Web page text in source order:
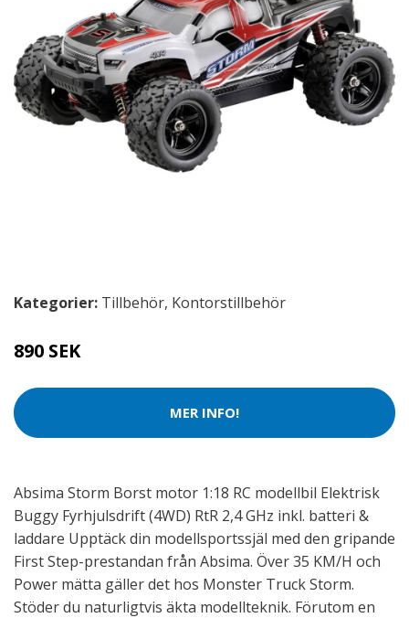
Kategorier: Tillbehör, Kontorstillbehör
890 SEK
MER INFO!
Absima Storm Borst motor 1:18 RC modellbil Elektrisk
Buggy Fyrhjulsdrift (4WD) RtR 2,4 GHz inkl. batteri &
laddare Upptäck din modellsportssjäl med den gripande
First Step-prestandan från Absima. Över 35 KM/H och
Power mätta gäller det hos Monster Truck Storm.
Stöder du naturligtvis äkta modellteknik. Förutom en